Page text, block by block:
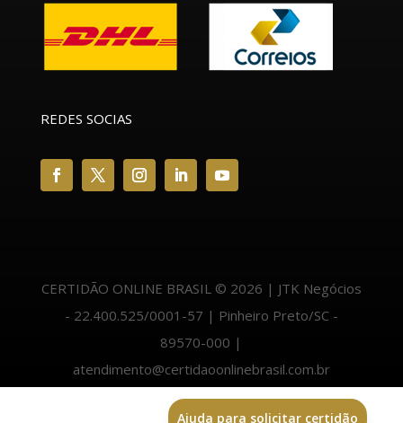
REDES SOCIAS
CERTIDÃO ONLINE BRASIL © 2026 | JTK Negócios
- 22.400.525/0001-57 | Pinheiro Preto/SC -
89570-000 |
atendimento@certidaoonlinebrasil.com.br
Ajuda para solicitar certidão